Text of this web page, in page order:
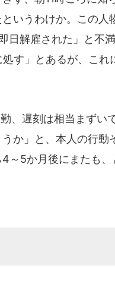
いうわけか。この人
日解雇された」と不
す」とあるが、こ
、遅刻は相当まずい
か」と、本人の行動
～5か月後にまたも、